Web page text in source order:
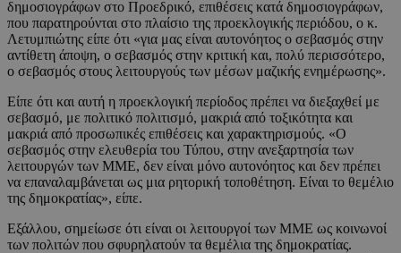
δημοσιογράφων στο Προεδρικό, επιθέσεις κατά δημοσιογράφων,
που παρατηρούνται στο πλαίσιο της προεκλογικής περιόδου, ο κ.
Λετυμπιώτης είπε ότι «για μας είναι αυτονόητος ο σεβασμός στην
αντίθετη άποψη, ο σεβασμός στην κριτική και, πολύ περισσότερο,
ο σεβασμός στους λειτουργούς των μέσων μαζικής ενημέρωσης».
Είπε ότι και αυτή η προεκλογική περίοδος πρέπει να διεξαχθεί με
σεβασμό, με πολιτικό πολιτισμό, μακριά από τοξικότητα και
μακριά από προσωπικές επιθέσεις και χαρακτηρισμούς. «Ο
σεβασμός στην ελευθερία του Τύπου, στην ανεξαρτησία των
λειτουργών των ΜΜΕ, δεν είναι μόνο αυτονόητος και δεν πρέπει
να επαναλαμβάνεται ως μια ρητορική τοποθέτηση. Είναι το θεμέλιο
της δημοκρατίας», είπε.
Εξάλλου, σημείωσε ότι είναι οι λειτουργοί των ΜΜΕ ως κοινωνοί
των πολιτών που σφυρηλατούν τα θεμέλια της δημοκρατίας.